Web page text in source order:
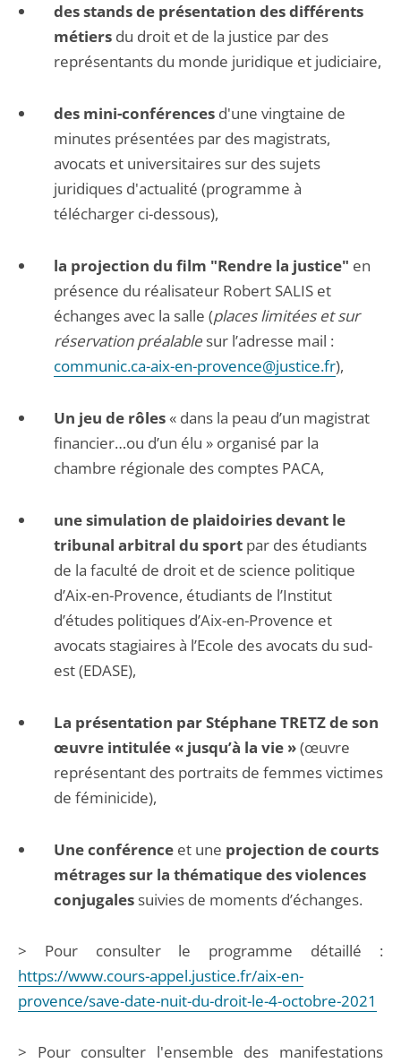
des stands de présentation des différents
métiers du droit et de la justice par des
représentants du monde juridique et judiciaire,
des mini-conférences d'une vingtaine de
minutes présentées par des magistrats,
avocats et universitaires sur des sujets
juridiques d'actualité (programme à
télécharger ci-dessous),
la projection du film "Rendre la justice" en
présence du réalisateur Robert SALIS et
échanges avec la salle (places limitées et sur
réservation préalable sur l’adresse mail :
communic.ca-aix-en-provence@justice.fr),
Un jeu de rôles« dans la peau d’un magistrat
financier…ou d’un élu » organisé par la
chambre régionale des comptes PACA,
une simulation de plaidoiries devant le
tribunal arbitral du sport par des étudiants
de la faculté de droit et de science politique
d’Aix-en-Provence, étudiants de l’Institut
d’études politiques d’Aix-en-Provence et
avocats stagiaires à l’Ecole des avocats du sud-
est (EDASE),
La présentation par Stéphane TRETZ de son
œuvre intitulée « jusqu’à la vie »(œuvre
représentant des portraits de femmes victimes
de féminicide),
Une conférence et une projection de courts
métrages sur la thématique des violences
conjugales suivies de moments d’échanges.
> Pour consulter le programme détaillé :
https://www.cours-appel.justice.fr/aix-en-
provence/save-date-nuit-du-droit-le-4-octobre-2021
> Pour consulter l'ensemble des manifestations